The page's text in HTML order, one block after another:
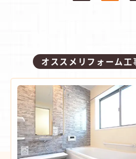
オススメリフォーム工